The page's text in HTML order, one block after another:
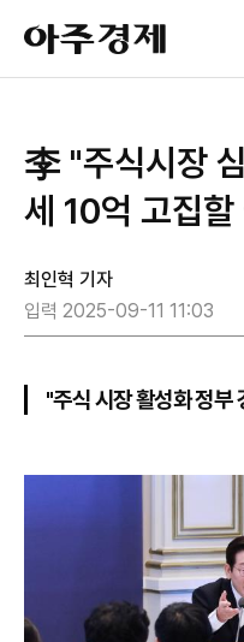
아
주
경
李 "주식시장
세 10억 고집
최인혁 기자
입력 2025-09-11 11:03
"주식 시장 활성화 정부